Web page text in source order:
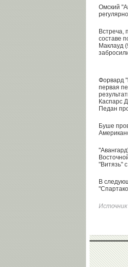
Омский
Встреча,
составе
Маклауд
Форвард
первая
Каспарс
Педан
Буше
"Витязь"
В